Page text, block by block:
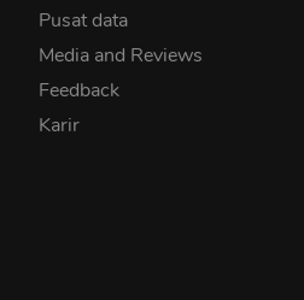
Pusat data
Media and Reviews
Feedback
Karir